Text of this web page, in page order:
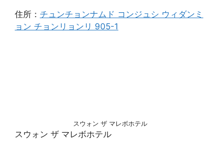
住所： チュンチョンナムド コンジュシ ウィダンミ
ョン チョンリョンリ 905-1
スウォン ザ マレボホテル
スウォン ザ マレボホテル